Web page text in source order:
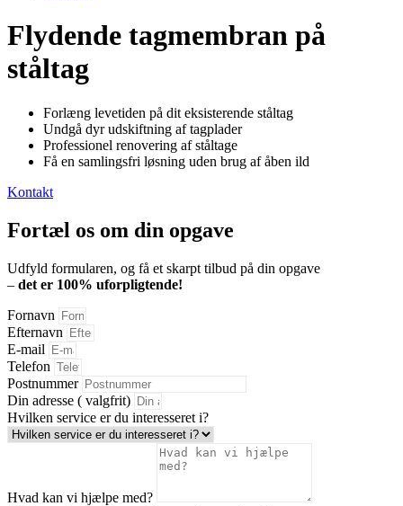
Flydende tagmembran på
ståltag
Forlæng levetiden på dit eksisterende ståltag
Undgå dyr udskiftning af tagplader
Professionel renovering af ståltage
Få en samlingsfri løsning uden brug af åben ild
Kontakt
Fortæl os om din opgave
Udfyld formularen, og få et skarpt tilbud på din opgave
– det er 100% uforpligtende!
Fornavn
Efternavn
E-mail
Telefon
Postnummer
Din adresse ( valgfrit)
Hvilken service er du interesseret i?
Hvad kan vi hjælpe med?